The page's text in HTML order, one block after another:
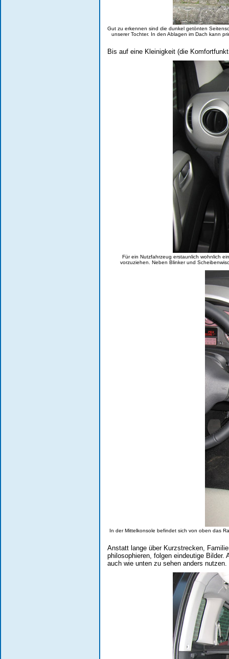
Gut zu erkennen sind die dunkel getönten
unserer Tochter. In den Ablagen im Dach kann
Bis auf eine Kleinigkeit (die
Für ein Nutzfahrzeug erstaunlich wohnlich
vorzuziehen. Neben Blinker und
In der Mittelkonsole befindet sich von oben das
Anstatt lange über Kurzstrecken,
philosophieren, folgen eindeutige
auch wie unten zu sehen anders nutzen.